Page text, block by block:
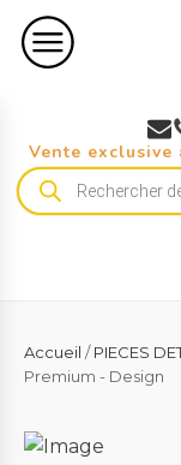
Vente
Recherche
de
Accueil /PIECES
Premium - Design